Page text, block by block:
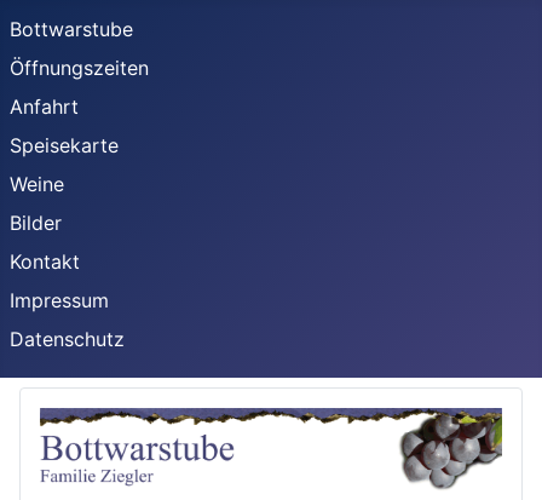
Bottwarstube
Öffnungszeiten
Anfahrt
Speisekarte
Weine
Bilder
Kontakt
Impressum
Datenschutz